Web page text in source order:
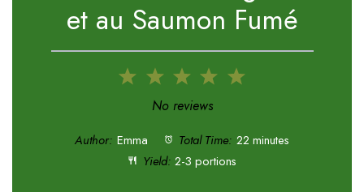
et au Saumon Fumé
5
4
3
Stars
2
Stars
1
Star
No reviews
Author: Emma Total Time: 22 minutes
Yield: 2-3 portions